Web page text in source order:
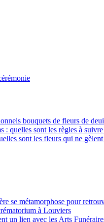
bouquets de fleurs de
: quelles sont les règles à
sont les fleurs qui ne gèlent
se métamorphose pour
à Louviers
un lien avec les Arts